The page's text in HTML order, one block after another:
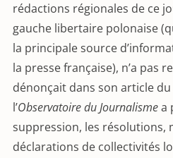
rédactions régionales de ce
gauche libertaire polonaise
la principale source
la presse française), n’a pas
dénonçait dans son article
l’Observatoire du Journalismea
suppression, les résolutions,
déclarations de collectivités